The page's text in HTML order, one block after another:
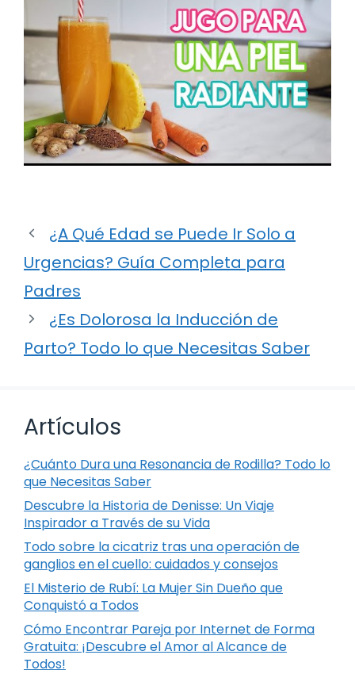
¿A Qué Edad se Puede Ir Solo a
Urgencias? Guía Completa para
Padres
¿Es Dolorosa la Inducción de
Parto? Todo lo que Necesitas Saber
Artículos
¿Cuánto Dura una Resonancia de Rodilla? Todo lo
que Necesitas Saber
Descubre la Historia de Denisse: Un Viaje
Inspirador a Través de su Vida
Todo sobre la cicatriz tras una operación de
ganglios en el cuello: cuidados y consejos
El Misterio de Rubí: La Mujer Sin Dueño que
Conquistó a Todos
Cómo Encontrar Pareja por Internet de Forma
Gratuita: ¡Descubre el Amor al Alcance de
Todos!